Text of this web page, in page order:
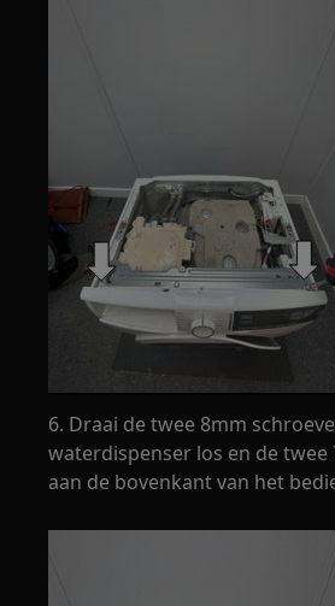
6. Draai de twee 8mm
waterdispenser los en de twee
aan de bovenkant van het